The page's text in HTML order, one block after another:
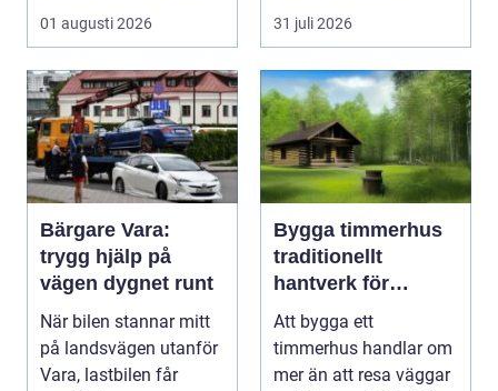
belysning och uttag på
rätt pl...
01 augusti 2026
Värnamo påve...
31 juli 2026
Bärgare Vara:
trygg hjälp på
vägen dygnet runt
När bilen stannar mitt
på landsvägen utanför
Vara, lastbilen får
Bygga timmerhus
traditionellt
hantverk för
moderna behov
Att bygga ett
timmerhus handlar om
mer än att resa väggar